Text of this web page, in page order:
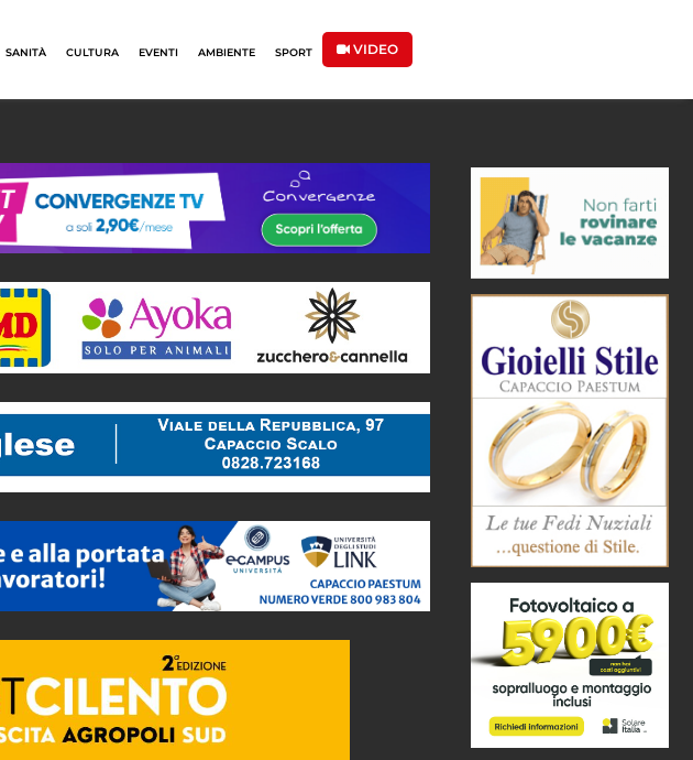
SANITÀ CULTURA EVENTI AMBIENTE SPORT VIDEO